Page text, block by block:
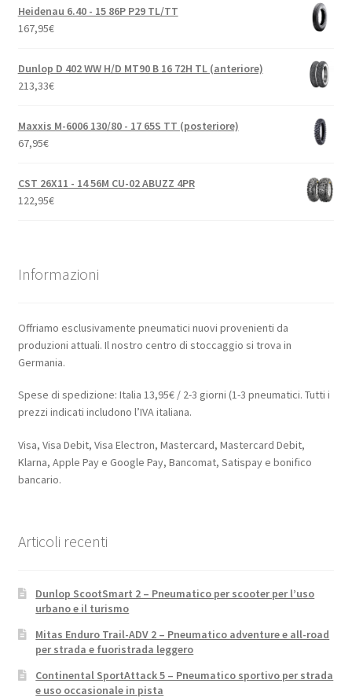
Heidenau 6.40 - 15 86P P29 TL/TT
167,95€
Dunlop D 402 WW H/D MT90 B 16 72H TL (anteriore)
213,33€
Maxxis M-6006 130/80 - 17 65S TT (posteriore)
67,95€
CST 26X11 - 14 56M CU-02 ABUZZ 4PR
122,95€
Informazioni
Offriamo esclusivamente pneumatici nuovi provenienti da
produzioni attuali. Il nostro centro di stoccaggio si trova in
Germania.
Spese di spedizione: Italia 13,95€ / 2-3 giorni (1-3 pneumatici. Tutti i
prezzi indicati includono l’IVA italiana.
Visa, Visa Debit, Visa Electron, Mastercard, Mastercard Debit,
Klarna, Apple Pay e Google Pay, Bancomat, Satispay e bonifico
bancario.
Articoli recenti
Dunlop ScootSmart 2 – Pneumatico per scooter per l’uso
urbano e il turismo
Mitas Enduro Trail-ADV 2 – Pneumatico adventure e all-road
per strada e fuoristrada leggero
Continental SportAttack 5 – Pneumatico sportivo per strada
e uso occasionale in pista